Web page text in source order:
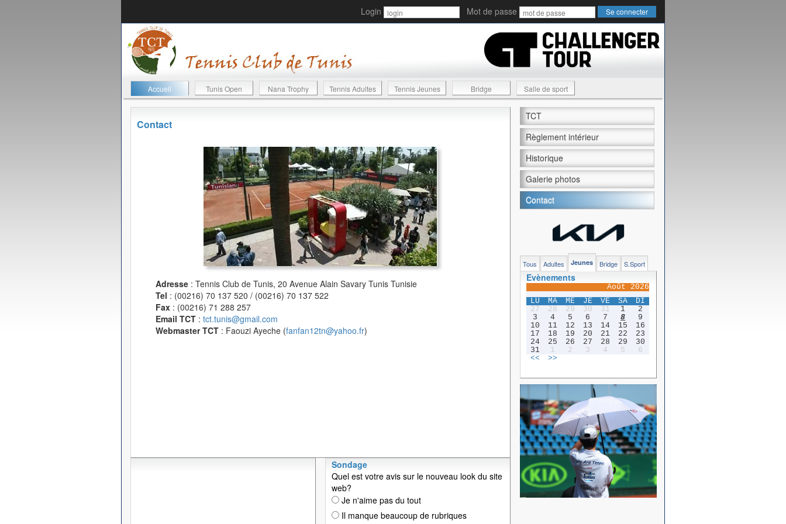
Login Mot de passe
Accueil Tunis Open Nana Trophy Tennis Adultes Tennis Jeunes Bridge Salle de sport
Contact
Adresse : Tennis Club de Tunis, 20 Avenue Alain Savary Tunis Tunisie
Tel : (00216) 70 137 520 / (00216) 70 137 522
Fax : (00216) 71 288 257
Email TCT : tct.tunis@gmail.com
Webmaster TCT : Faouzi Ayeche (fanfan12tn@yahoo.fr)
Sondage
Quel est votre avis sur le nouveau look du site
web?
Je n'aime pas du tout
Il manque beaucoup de rubriques
TCT
Règlement intérieur
Historique
Galerie photos
Contact
Tous Adultes Jeunes Bridge S.Sport
Evènements
Août 2026
LU
MA ME JE VE SA
DI
27
28 29 30 31 1
2
3
4 5 6 7 8
9
10
11 12 13 14 15
16
17
18 19 20 21 22
23
24
25 26 27 28 29
30
31
1 2 3 4 5
6
<<
>>